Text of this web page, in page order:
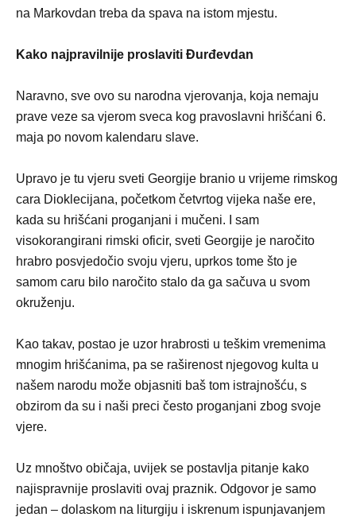
na Markovdan treba da spava na istom mjestu.
Kako najpravilnije proslaviti Đurđevdan
Naravno, sve ovo su narodna vjerovanja, koja nemaju
prave veze sa vjerom sveca kog pravoslavni hrišćani 6.
maja po novom kalendaru slave.
Upravo je tu vjeru sveti Georgije branio u vrijeme rimskog
cara Dioklecijana, početkom četvrtog vijeka naše ere,
kada su hrišćani proganjani i mučeni. I sam
visokorangirani rimski oficir, sveti Georgije je naročito
hrabro posvjedočio svoju vjeru, uprkos tome što je
samom caru bilo naročito stalo da ga sačuva u svom
okruženju.
Kao takav, postao je uzor hrabrosti u teškim vremenima
mnogim hrišćanima, pa se raširenost njegovog kulta u
našem narodu može objasniti baš tom istrajnošću, s
obzirom da su i naši preci često proganjani zbog svoje
vjere.
Uz mnoštvo običaja, uvijek se postavlja pitanje kako
najispravnije proslaviti ovaj praznik. Odgovor je samo
jedan – dolaskom na liturgiju i iskrenum ispunjavanjem